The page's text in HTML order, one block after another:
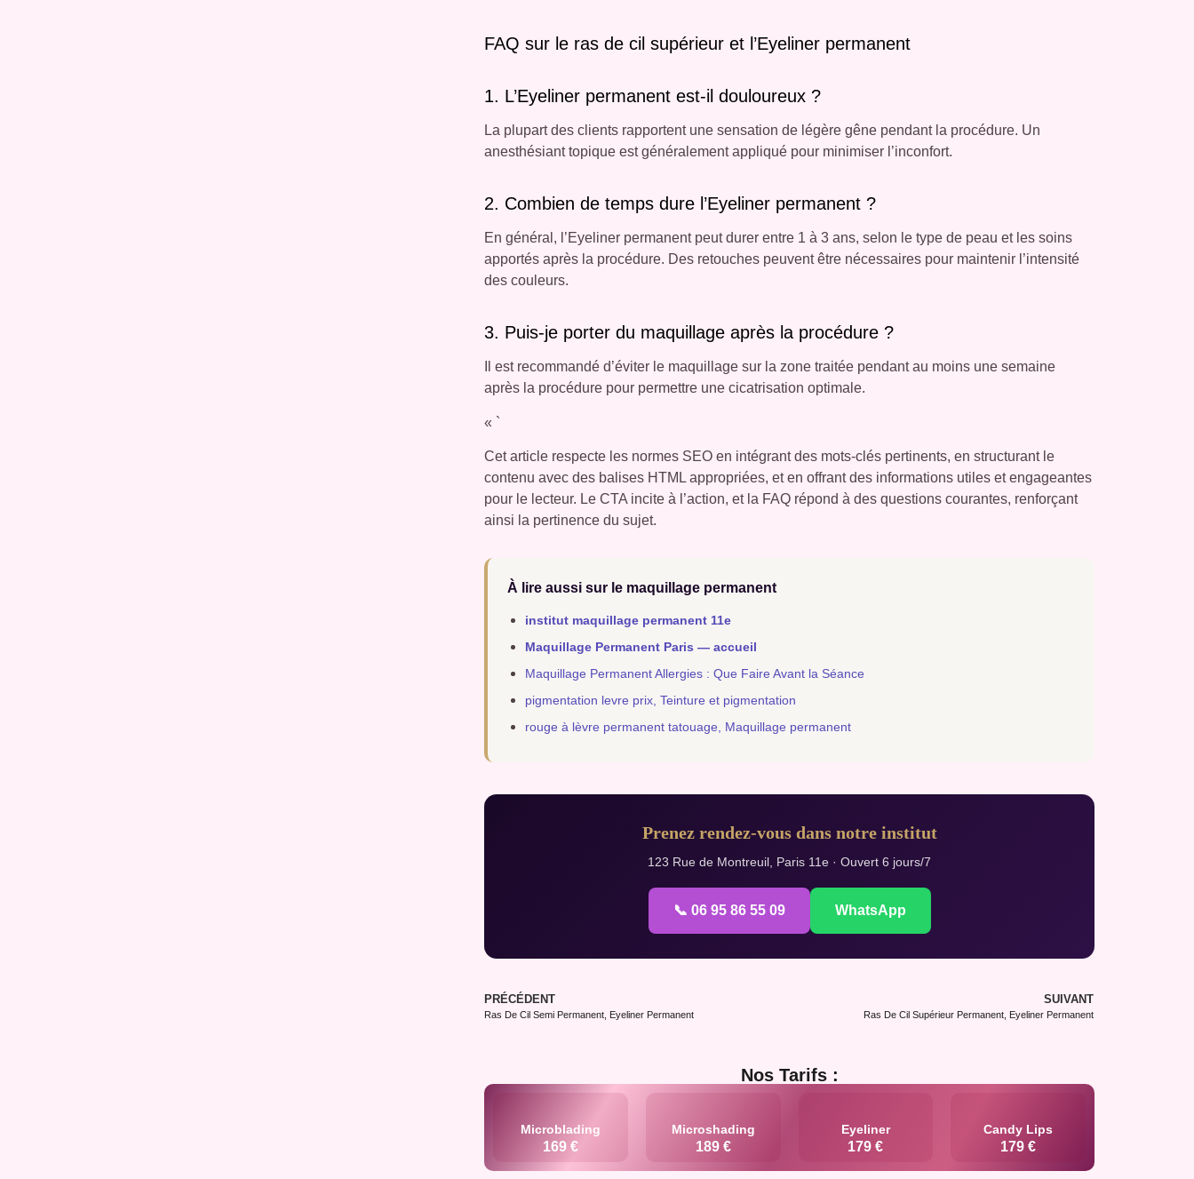
FAQ sur le ras de cil supérieur et l’Eyeliner permanent
1. L’Eyeliner permanent est-il douloureux ?
La plupart des clients rapportent une sensation de légère gêne pendant la procédure. Un
anesthésiant topique est généralement appliqué pour minimiser l’inconfort.
2. Combien de temps dure l’Eyeliner permanent ?
En général, l’Eyeliner permanent peut durer entre 1 à 3 ans, selon le type de peau et les soins
apportés après la procédure. Des retouches peuvent être nécessaires pour maintenir l’intensité
des couleurs.
3. Puis-je porter du maquillage après la procédure ?
Il est recommandé d’éviter le maquillage sur la zone traitée pendant au moins une semaine
après la procédure pour permettre une cicatrisation optimale.
« `
Cet article respecte les normes SEO en intégrant des mots-clés pertinents, en structurant le
contenu avec des balises HTML appropriées, et en offrant des informations utiles et engageantes
pour le lecteur. Le CTA incite à l’action, et la FAQ répond à des questions courantes, renforçant
ainsi la pertinence du sujet.
À lire aussi sur le maquillage permanent
institut maquillage permanent 11e
Maquillage Permanent Paris — accueil
Maquillage Permanent Allergies : Que Faire Avant la Séance
pigmentation levre prix, Teinture et pigmentation
rouge à lèvre permanent tatouage, Maquillage permanent
Prenez rendez-vous dans notre institut
123 Rue de Montreuil, Paris 11e · Ouvert 6 jours/7
📞 06 95 86 55 09 WhatsApp
PRÉCÉDENT
Ras De Cil Semi Permanent, Eyeliner Permanent
SUIVANT
Ras De Cil Supérieur Permanent, Eyeliner Permanent
Nos Tarifs :
Microblading
169 €
Microshading
189 €
Eyeliner
179 €
Candy Lips
179 €